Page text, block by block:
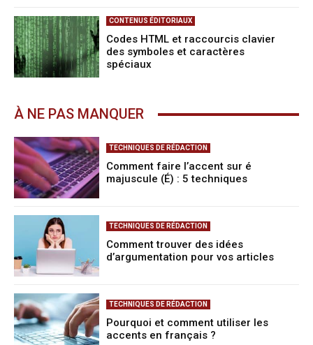
CONTENUS ÉDITORIAUX
Codes HTML et raccourcis clavier
des symboles et caractères
spéciaux
À NE PAS MANQUER
TECHNIQUES DE RÉDACTION
Comment faire l’accent sur é
majuscule (É) : 5 techniques
TECHNIQUES DE RÉDACTION
Comment trouver des idées
d’argumentation pour vos articles
TECHNIQUES DE RÉDACTION
Pourquoi et comment utiliser les
accents en français ?